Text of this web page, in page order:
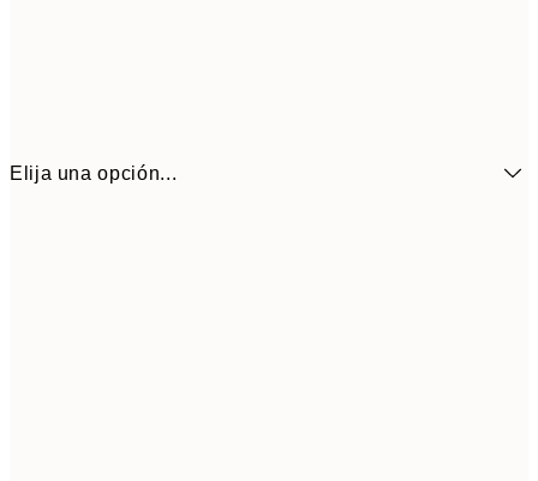
Elija una opción...